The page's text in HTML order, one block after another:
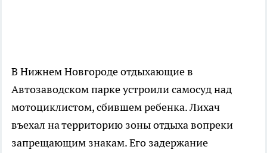
В Нижнем Новгороде отдыхающие в
Автозаводском парке устроили самосуд над
мотоциклистом, сбившем ребенка. Лихач
въехал на территорию зоны отдыха вопреки
запрещающим знакам. Его задержание